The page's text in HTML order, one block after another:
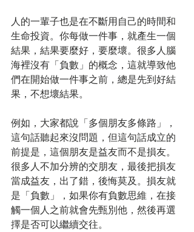
人的一輩子也是在不斷用自己的時間和
生命投資。你每做一件事，就產生一個
結果，結果要麼好，要麼壞。很多人腦
海裡沒有「負數」的概念，這就導致他
們在開始做一件事之前，總是先到好結
果，不想壞結果。
例如，大家都說「多個朋友多條路」，
這句話聽起來沒問題，但這句話成立的
前提是，這個朋友是益友而不是損友。
很多人不加分辨的交朋友，最後把損友
當成益友，出了錯，後悔莫及。損友就
是「負數」，如果你有負數思維，在接
觸一個人之前就會先甄別他，然後再選
擇是否可以繼續交往。